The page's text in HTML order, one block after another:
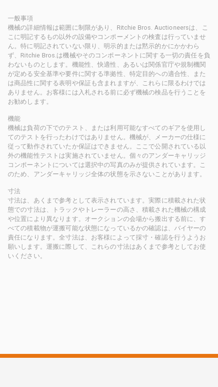
一般事項
機械の詳細情報は範囲に制限があり、Ritchie Bros. Auctioneersは、こ
こに明記するもの以外の設備やコンポーメントの検査は行っていませ
ん。特に明記されていない限り、明示的または黙示的かにかかわら
ず、Ritchie Bros.は機械やそのコンポーネントに関する一切の責任を負
わないものとします。機能性、快適性、あるいは関係官庁や規制機関
が定める安全基準や要件に関する準拠性、特定目的への適合性、また
は商品性に関する表明や保証も含まれますが、これらに限るわけでは
ありません。お客様には入札される前に必ず機械の検品を行うことを
お勧めします。
機能
機械は負荷の下でのテスト、または利用可能なすべてのギアを使用し
てのテストを行ったわけではありません。機械が、メーカーの仕様に
従って動作されていたか保証はできません。ここで公開されている以
外の機能性テストは実施されていません。個々のアンダーキャリッジ
コンポーネントについては選択中の写真のみが提供されています。こ
のため、アンダーキャリッジ全体の状態を示さないことがあります。
寸法
寸法は、あくまで参考として表示されています。実際に積載された状
態での寸法は、トラックやトレーラーの高さ、積載された機械の構成
や位置により異なります。オークションの会場から搬出する前に、す
べての積載物が運搬可能な状態になっているかの確認は、バイヤーの
責任になります。全寸法は、お客様によって採寸・確認を行うようお
願いします。運搬に際して、これらの寸法はあくまで参考としてお使
いください。